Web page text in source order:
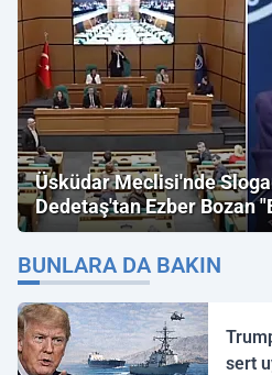
Üsküdar Meclisi'nde
Dedetaş'tan Ezber Bozan
"İmamoğlu" Çıkışı!
BUNLARA DA BAKIN
sert